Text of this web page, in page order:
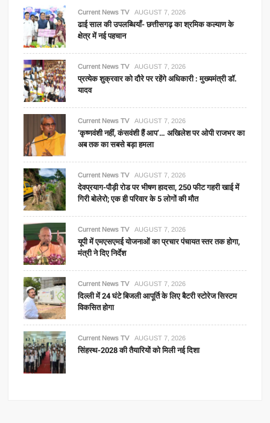
Current News TV AUGUST 7, 2026
ढाई साल की उपलब्धियाँ- छत्तीसगढ़ का श्रमिक कल्याण के
क्षेत्र में नई पहचान
Current News TV AUGUST 7, 2026
प्रत्येक शुक्रवार को दौरे पर रहेंगे अधिकारी : मुख्यमंत्री डॉ.
यादव
Current News TV AUGUST 7, 2026
‘कृष्णवंशी नहीं, कंसवंशी हैं आप’… अखिलेश पर ओपी राजभर का
अब तक का सबसे बड़ा हमला
Current News TV AUGUST 7, 2026
देवप्रयाग-पौड़ी रोड पर भीषण हादसा, 250 फीट गहरी खाई में
गिरी बोलेरो; एक ही परिवार के 5 लोगों की मौत
Current News TV AUGUST 7, 2026
यूपी में एमएसएमई योजनाओं का प्रचार पंचायत स्तर तक होगा,
मंत्री ने दिए निर्देश
Current News TV AUGUST 7, 2026
दिल्ली में 24 घंटे बिजली आपूर्ति के लिए बैटरी स्टोरेज सिस्टम
विकसित होगा
Current News TV AUGUST 7, 2026
सिंहस्थ-2028 की तैयारियों को मिली नई दिशा